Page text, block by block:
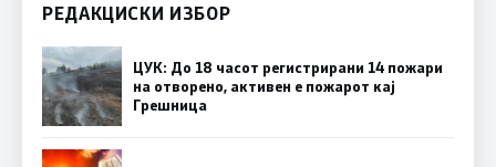
РЕДАКЦИСКИ ИЗБОР
ЦУК: До 18 часот регистрирани 14 пожари
на отворено, активен е пожарот кај
Грешница